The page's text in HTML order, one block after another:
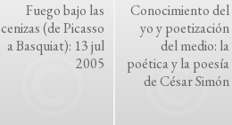
Fuego bajo las
cenizas (de Picasso
a Basquiat): 13 jul
2005
Conocimiento del
yo y poetización
del medio: la
poética y la poesía
de César Simón